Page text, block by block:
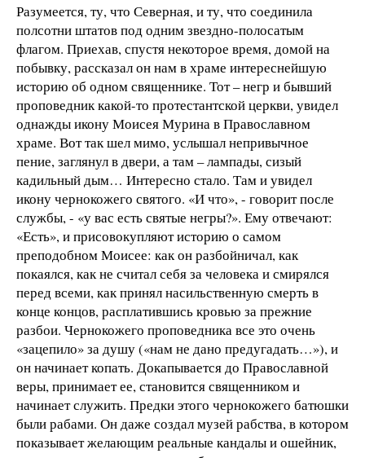
Разумеется, ту, что Северная, и ту, что соединила
полсотни штатов под одним звездно-полосатым
флагом. Приехав, спустя некоторое время, домой на
побывку, рассказал он нам в храме интереснейшую
историю об одном священнике. Тот – негр и бывший
проповедник какой-то протестантской церкви, увидел
однажды икону Моисея Мурина в Православном
храме. Вот так шел мимо, услышал непривычное
пение, заглянул в двери, а там – лампады, сизый
кадильный дым… Интересно стало. Там и увидел
икону чернокожего святого. «И что», - говорит после
службы, - «у вас есть святые негры?». Ему отвечают:
«Есть», и присовокупляют историю о самом
преподобном Моисее: как он разбойничал, как
покаялся, как не считал себя за человека и смирялся
перед всеми, как принял насильственную смерть в
конце концов, расплатившись кровью за прежние
разбои. Чернокожего проповедника все это очень
«зацепило» за душу («нам не дано предугадать…»), и
он начинает копать. Докапывается до Православной
веры, принимает ее, становится священником и
начинает служить. Предки этого чернокожего батюшки
были рабами. Он даже создал музей рабства, в котором
показывает желающим реальные кандалы и ошейник,